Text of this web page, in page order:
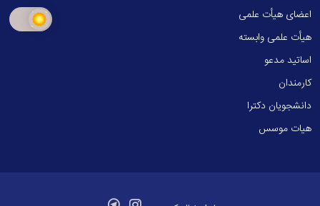
اعضای هیأت علمی
هیأت علمی وابسته
اساتید مدعو
کارمندان
دانشجویان دکترا
هیات موسس